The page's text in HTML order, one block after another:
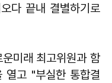
다 끝내 결별하기로
미래 최고위원과 함
열고 "부실한 통합결